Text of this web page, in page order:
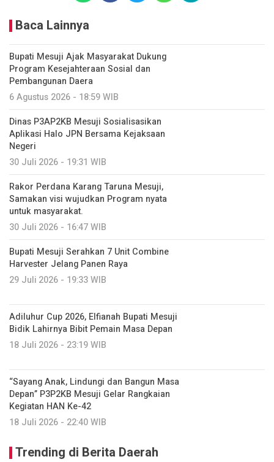
Baca Lainnya
Bupati Mesuji Ajak Masyarakat Dukung
Program Kesejahteraan Sosial dan
Pembangunan Daera
6 Agustus 2026 - 18:59 WIB
Dinas P3AP2KB Mesuji Sosialisasikan
Aplikasi Halo JPN Bersama Kejaksaan
Negeri
30 Juli 2026 - 19:31 WIB
Rakor Perdana Karang Taruna Mesuji,
Samakan visi wujudkan Program nyata
untuk masyarakat.
30 Juli 2026 - 16:47 WIB
Bupati Mesuji Serahkan 7 Unit Combine
Harvester Jelang Panen Raya
29 Juli 2026 - 19:33 WIB
Adiluhur Cup 2026, Elfianah Bupati Mesuji
Bidik Lahirnya Bibit Pemain Masa Depan
18 Juli 2026 - 23:19 WIB
“Sayang Anak, Lindungi dan Bangun Masa
Depan” P3P2KB Mesuji Gelar Rangkaian
Kegiatan HAN Ke-42
18 Juli 2026 - 22:40 WIB
Trending di Berita Daerah